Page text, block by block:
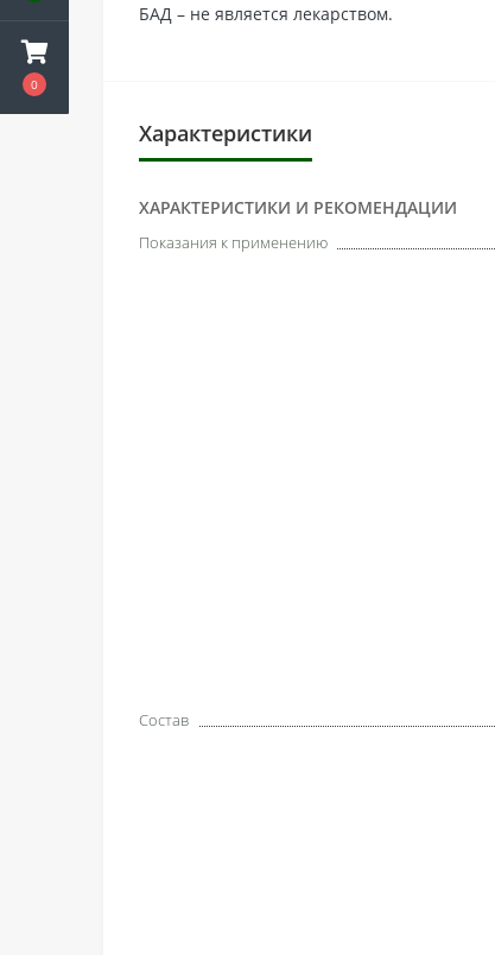
0
БАД – не является лекарством.
Характеристики
ХАРАКТЕРИСТИКИ И РЕКОМЕНДАЦИИ
Показания к применению
Состав